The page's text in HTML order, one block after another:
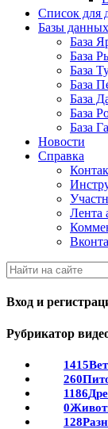
Список для
Базы
База
База
База
База
База
База
База
Новости
Справка
Лента
Вход и
Рубрикатор
1415
260
1186
0
128